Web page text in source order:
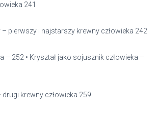
241
pierwszy i najstarszy krewny człowieka 242
– 252 • Kryształ jako sojusznik człowieka –
krewny człowieka 259